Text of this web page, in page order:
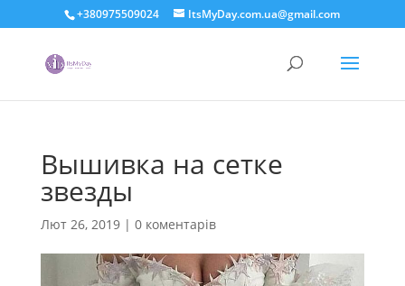
+380975509024 ItsMyDay.com.ua@gmail.com
Вышивка на сетке
звезды
Лют 26, 2019| 0 коментарів